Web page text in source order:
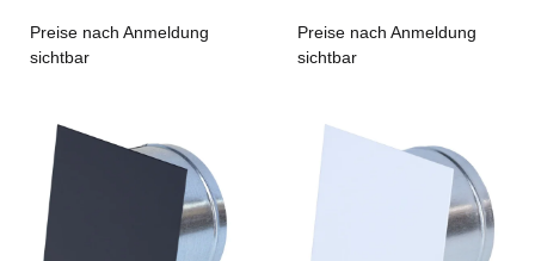
Preise nach Anmeldung
sichtbar
Preise nach Anmeldung
sichtbar